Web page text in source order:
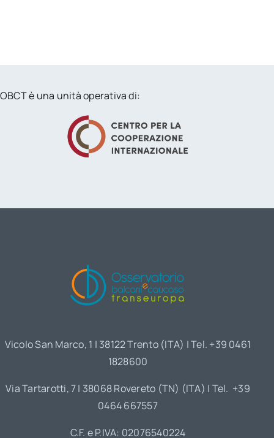
OBCT è una unità operativa di:
Vicolo San Marco, 1 | 38122 Trento (ITA) | Tel. +39 0461
1828600
Via Tartarotti, 7 | 38068 Rovereto (TN) (ITA) | Tel. +39
0464 667557
C.F. e P.IVA: 02076540224